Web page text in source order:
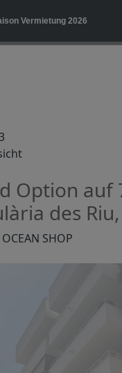
Vermietung 2026
Option auf
des
SHOP